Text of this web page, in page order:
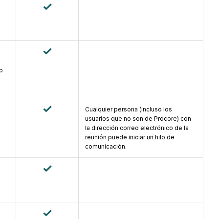
Cualquier persona (incluso los
usuarios que no son de Procore) con
la dirección correo electrónico de la
reunión puede iniciar un hilo de
comunicación.